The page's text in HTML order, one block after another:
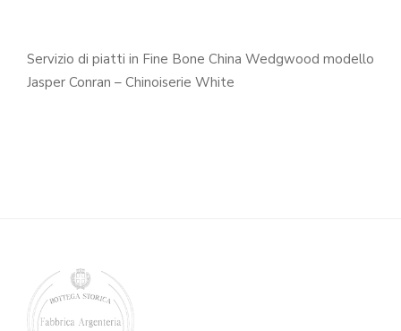
Servizio di piatti in Fine Bone China Wedgwood modello
Jasper Conran – Chinoiserie White